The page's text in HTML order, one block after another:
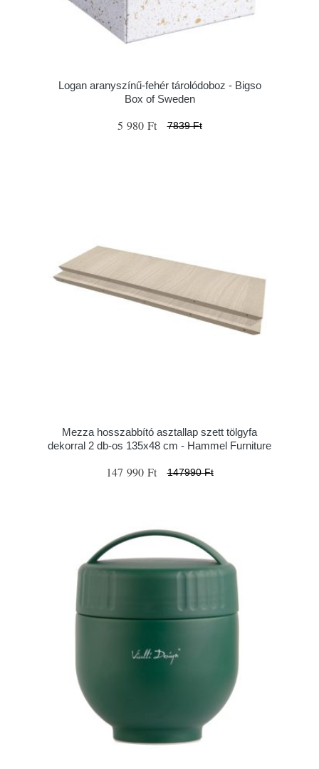
Logan aranyszínű-fehér tárolódoboz - Bigso
Box of Sweden
5 980 Ft 7839 Ft
Mezza hosszabbító asztallap szett tölgyfa
dekorral 2 db-os 135x48 cm - Hammel Furniture
147 990 Ft 147990 Ft